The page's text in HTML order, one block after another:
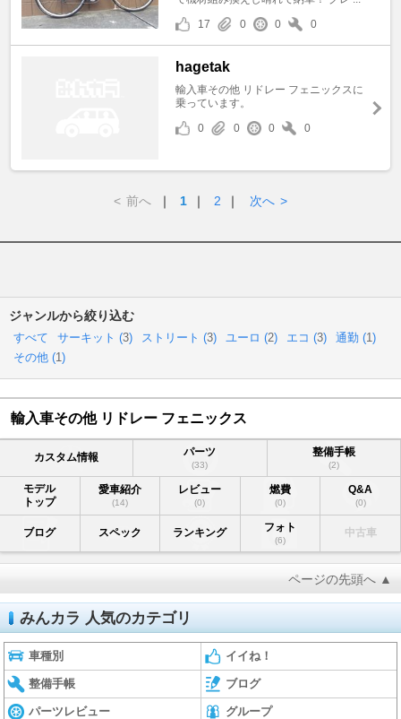
17
0 0 0
hagetak
輸入車その他 リドレー フェニックスに
乗っています。
0
0 0 0
< 前へ ｜ 1 ｜ 2 ｜ 次へ >
ジャンルから絞り込む
すべて サーキット (3) ストリート (3) ユーロ (2) エコ (3) 通勤 (1)
その他 (1)
輸入車その他 リドレー フェニックス
カスタム情報 パーツ
(33)
整備手帳
(2)
モデル
トップ
愛車紹介
(14)
レビュー
(0)
燃費
(0)
Q&A
(0)
ブログ スペック ランキング フォト
(6)
中古車
ページの先頭へ ▲
みんカラ 人気のカテゴリ
車種別 イイね！
整備手帳 ブログ
パーツレビュー グループ